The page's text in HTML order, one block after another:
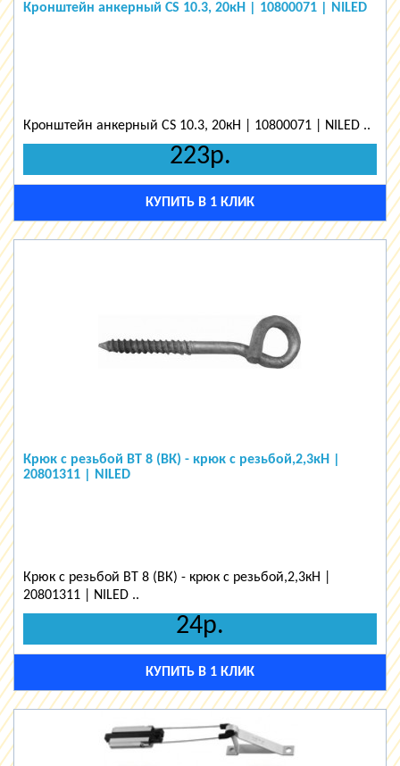
Кронштейн анкерный CS 10.3, 20кН | 10800071 | NILED
Кронштейн анкерный CS 10.3, 20кН | 10800071 | NILED ..
223р.
КУПИТЬ В 1 КЛИК
Крюк с резьбой ВТ 8 (ВК) - крюк с резьбой,2,3кН |
20801311 | NILED
Крюк с резьбой ВТ 8 (ВК) - крюк с резьбой,2,3кН |
20801311 | NILED ..
24р.
КУПИТЬ В 1 КЛИК